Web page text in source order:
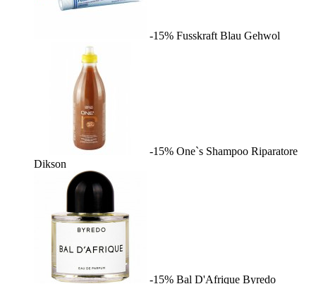
-15% Fusskraft Blau Gehwol
-15% One`s Shampoo Riparatore
Dikson
-15% Bal D'Afrique Byredo